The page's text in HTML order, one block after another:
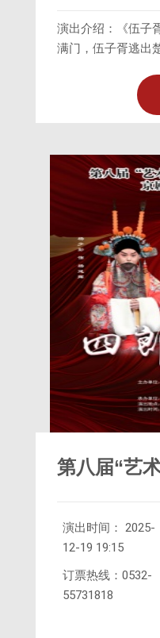
演出介绍：《伍子
满门，伍子胥逃出
日子胥忧愁，须发
改扮伍子胥模样，
要泄露，浣纱女
国，与孝义双全
吴王之子姬光。
光假意请自立为王
第八届“艺
戏”京剧专
母》
演出时间： 2025-
12-19 19:15
订票热线：0532-
55731818